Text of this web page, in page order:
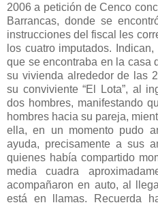
2006 a petición de Cenco
Barrancas, donde se
instrucciones del fiscal les
los cuatro imputados.
que se encontraba en la casa
su vivienda alrededor de las
su conviviente “El Lota”, al
dos hombres, manifestando
hombres hacia su pareja,
ella, en un momento pudo
ayuda, precisamente a sus
quienes había compartido
media cuadra
acompañaron en auto, al
está en llamas. Recuerda